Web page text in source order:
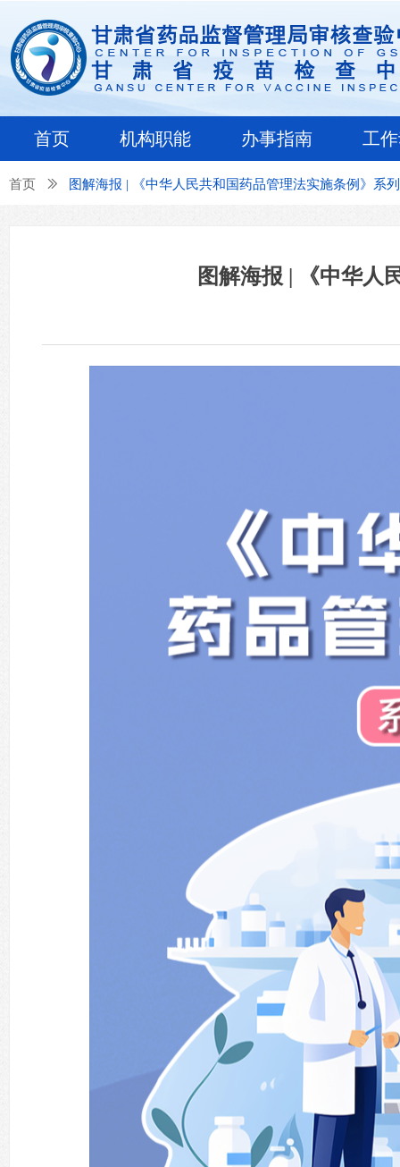
首页 机构职能 办事指南 工
图解海报 | 《中华人
首页 ꅀ 图解海报 | 《中华人民共和国药品管理法实施条例》系